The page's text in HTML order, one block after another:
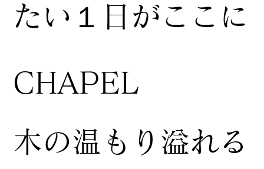
たい１日がここに
CHAPEL
木の温もり溢れる